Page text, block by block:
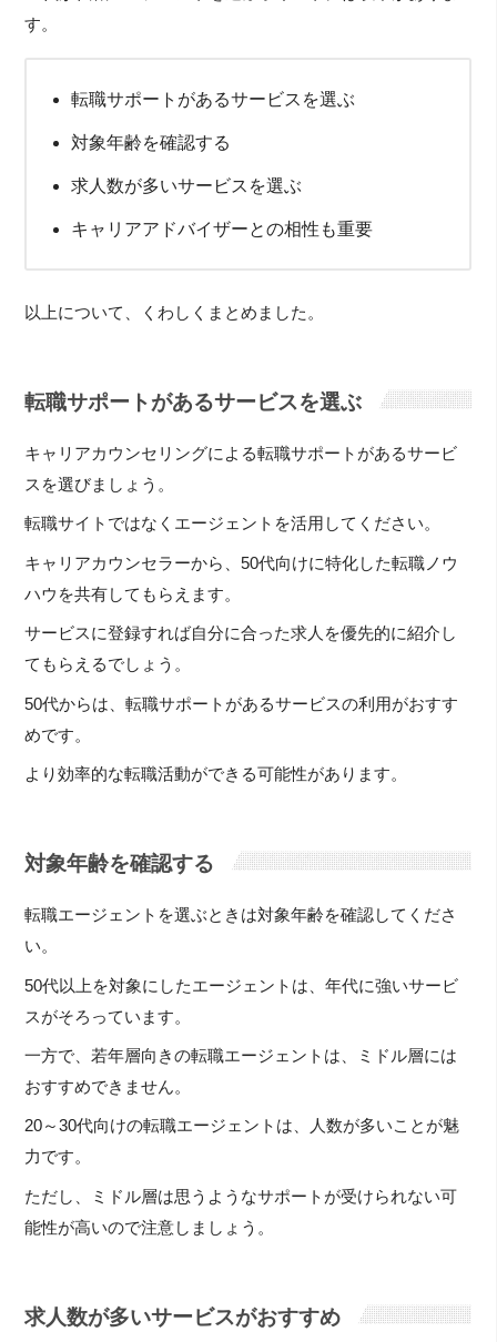
す。
転職サポートがあるサービスを選ぶ
対象年齢を確認する
求人数が多いサービスを選ぶ
キャリアアドバイザーとの相性も重要
以上について、くわしくまとめました。
転職サポートがあるサービスを選ぶ
キャリアカウンセリングによる転職サポートがあるサービ
スを選びましょう。
転職サイトではなくエージェントを活用してください。
キャリアカウンセラーから、50代向けに特化した転職ノウ
ハウを共有してもらえます。
サービスに登録すれば自分に合った求人を優先的に紹介し
てもらえるでしょう。
50代からは、転職サポートがあるサービスの利用がおすす
めです。
より効率的な転職活動ができる可能性があります。
対象年齢を確認する
転職エージェントを選ぶときは対象年齢を確認してくださ
い。
50代以上を対象にしたエージェントは、年代に強いサービ
スがそろっています。
一方で、若年層向きの転職エージェントは、ミドル層には
おすすめできません。
20～30代向けの転職エージェントは、人数が多いことが魅
力です。
ただし、ミドル層は思うようなサポートが受けられない可
能性が高いので注意しましょう。
求人数が多いサービスがおすすめ